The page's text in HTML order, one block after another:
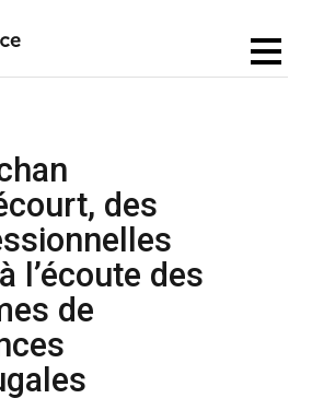
des
l’écoute des
de